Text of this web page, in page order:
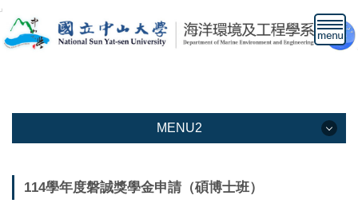
到
主
區
MENU2
114學年度磐誠獎學金申請（碩博士班）